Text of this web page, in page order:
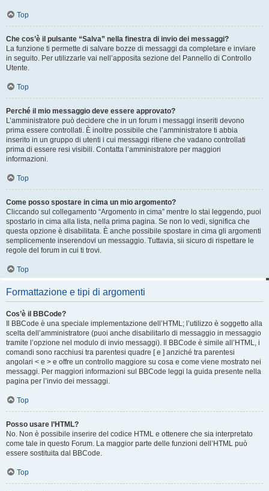
Top
Che cos’è il pulsante “Salva” nella finestra di invio dei messaggi?
La funzione ti permette di salvare bozze di messaggi da completare e inviare
in seguito. Per utilizzarle vai nell’apposita sezione del Pannello di Controllo
Utente.
Top
Perché il mio messaggio deve essere approvato?
L’amministratore può decidere che in un forum i messaggi inseriti devono
prima essere controllati. È inoltre possibile che l’amministratore ti abbia
inserito in un gruppo di utenti i cui messaggi ritiene che vadano controllati
prima di essere resi visibili. Contatta l’amministratore per maggiori
informazioni.
Top
Come posso spostare in cima un mio argomento?
Cliccando sul collegamento “Argomento in cima” mentre lo stai leggendo, puoi
spostarlo in cima alla lista, nella prima pagina. Se non lo vedi, significa che
questa opzione è disabilitata. È anche possibile spostare in cima gli argomenti
semplicemente inserendovi un messaggio. Tuttavia, sii sicuro di rispettare le
regole del forum in cui ti trovi.
Top
Formattazione e tipi di argomenti
Cos’è il BBCode?
Il BBCode è una speciale implementazione dell’HTML; l’utilizzo è soggetto alla
scelta dell’amministratore (puoi anche disabilitarlo di messaggio in messaggio
tramite l’opzione nel modulo di invio messaggi). Il BBCode è simile all’HTML, i
comandi sono racchiusi tra parentesi quadre [ e ] anziché tra parentesi
angolari < e > e offre un controllo maggiore su cosa e come viene mostrato nei
messaggi. Per maggiori informazioni sul BBCode leggi la guida presente nella
pagina per l’invio dei messaggi.
Top
Posso usare l’HTML?
No. Non è possibile inserire del codice HTML e ottenere che sia interpretato
come tale in questo Forum. La maggior parte delle funzioni dell’HTML può
essere sostituita dal BBCode.
Top